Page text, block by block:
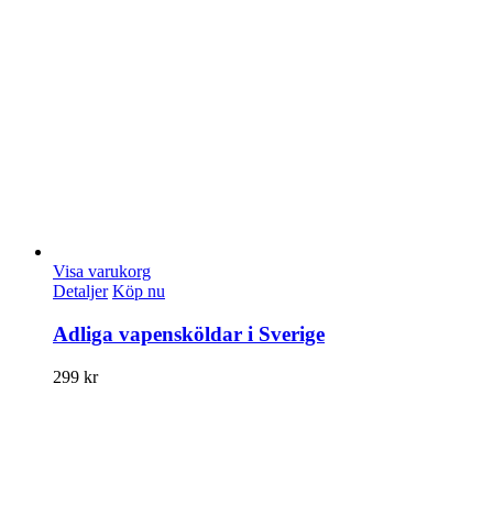
Visa varukorg
Detaljer Köp nu
Adliga vapensköldar i Sverige
299 kr